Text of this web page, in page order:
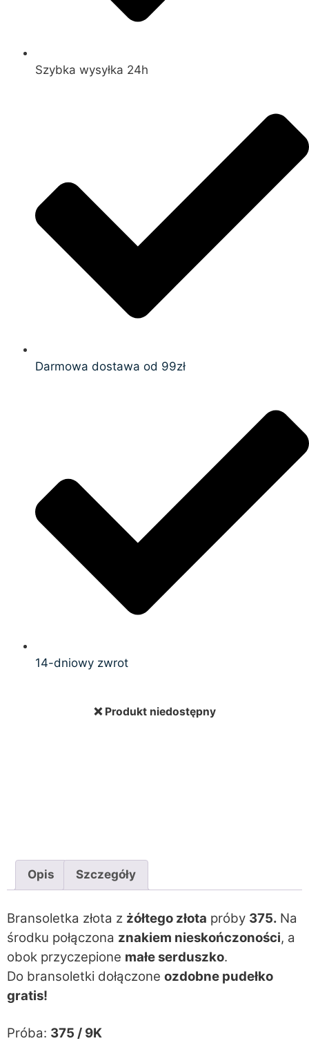
Szybka wysyłka 24h
Darmowa dostawa od 99zł
14-dniowy zwrot
❌ Produkt niedostępny
Opis Szczegóły
Bransoletka złota z żółtego złota próby 375. Na
środku połączona znakiem nieskończoności, a
obok przyczepione małe serduszko.
Do bransoletki dołączone ozdobne pudełko
gratis!
Próba: 375 / 9K